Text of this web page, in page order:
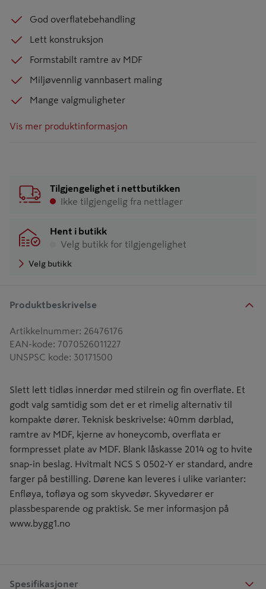
God overflatebehandling
Lett konstruksjon
Formstabilt ramtre av MDF
Miljøvennlig vannbasert maling
Mange valgmuligheter
Vis mer produktinformasjon
Tilgjengelighet i nettbutikken
Ikke tilgjengelig fra nettlager
Hent i butikk
Velg butikk for tilgjengelighet
Velg butikk
Produktbeskrivelse
Artikkelnummer: 26476176
EAN-kode: 7070526011227
UNSPSC kode: 30171500
Slett lett tidløs innerdør med stilrein og fin overflate. Et
godt valg samtidig som det er et rimelig alternativ til
kompakte dører. Teknisk beskrivelse: 40mm dørblad,
ramtre av MDF, kjerne av honeycomb, overflata er
formpresset plate av MDF. Blank låskasse 2014 og to hvite
snap-in beslag. Hvitmalt NCS S 0502-Y er standard, andre
farger på bestilling. Dørene kan leveres i ulike varianter:
Enfløya, tofløya og som skyvedør. Skyvedører er
plassbesparende og praktisk. Se mer informasjon på
www.bygg1.no
Spesifikasjoner